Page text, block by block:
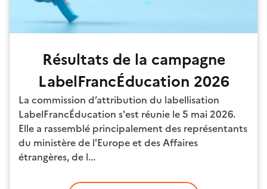
Résultats de la campagne
LabelFrancÉducation 2026
La commission d’attribution du labellisation
LabelFrancÉducation s'est réunie le 5 mai 2026.
Elle a rassemblé principalement des représentants
du ministère de l'Europe et des Affaires
étrangères, de l...